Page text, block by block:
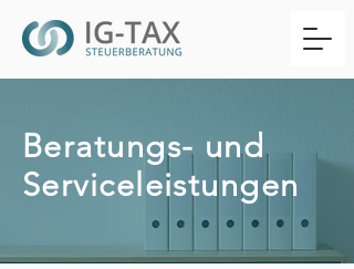
Beratungs- und
Serviceleistungen